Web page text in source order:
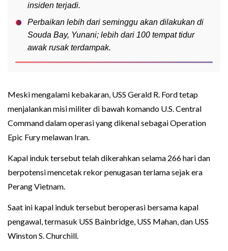
insiden terjadi.
Perbaikan lebih dari seminggu akan dilakukan di
Souda Bay, Yunani; lebih dari 100 tempat tidur
awak rusak terdampak.
Meski mengalami kebakaran, USS Gerald R. Ford tetap
menjalankan misi militer di bawah komando U.S. Central
Command dalam operasi yang dikenal sebagai Operation
Epic Fury melawan Iran.
Kapal induk tersebut telah dikerahkan selama 266 hari dan
berpotensi mencetak rekor penugasan terlama sejak era
Perang Vietnam.
Saat ini kapal induk tersebut beroperasi bersama kapal
pengawal, termasuk USS Bainbridge, USS Mahan, dan USS
Winston S. Churchill.